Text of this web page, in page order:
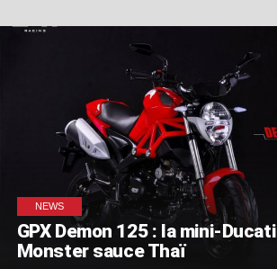
NEWS
GPX Demon 125 : la mini-Ducati
Monster sauce Thaï